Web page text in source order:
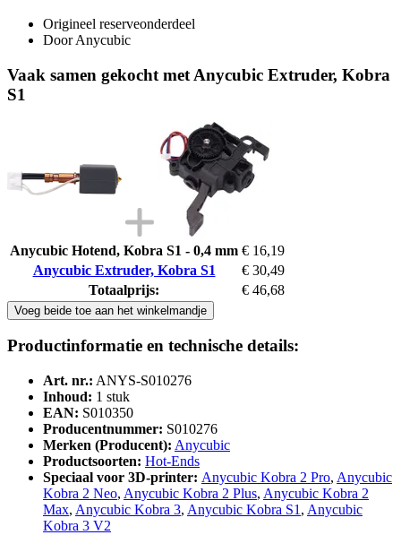
Origineel reserveonderdeel
Door Anycubic
Vaak samen gekocht met Anycubic Extruder, Kobra
S1
Anycubic Hotend, Kobra S1 - 0,4 mm € 16,19
Anycubic Extruder, Kobra S1
€ 30,49
Totaalprijs:
€ 46,68
Voeg beide toe aan het winkelmandje
Productinformatie en technische details:
Art. nr.: ANYS-S010276
Inhoud: 1 stuk
EAN: S010350
Producentnummer: S010276
Merken (Producent): Anycubic
Productsoorten: Hot-Ends
Speciaal voor 3D-printer: Anycubic Kobra 2 Pro, Anycubic
Kobra 2 Neo, Anycubic Kobra 2 Plus, Anycubic Kobra 2
Max, Anycubic Kobra 3, Anycubic Kobra S1 , Anycubic
Kobra 3 V2